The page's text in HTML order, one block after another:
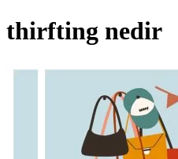
thirfting nedir